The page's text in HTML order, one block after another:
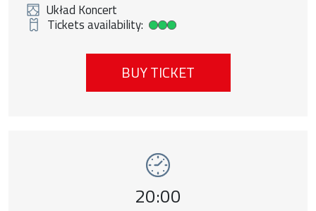
Układ Koncert
Tickets availability:
High ticket availability
BUY TICKET
Event time,
20:00